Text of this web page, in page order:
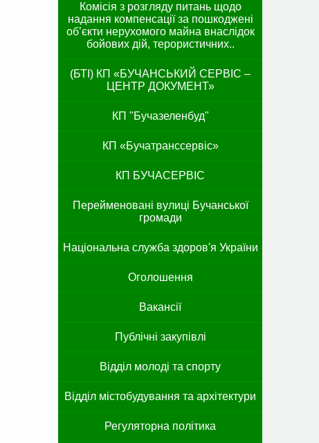
Комісія з розгляду питань щодо
надання компенсації за пошкоджені
об’єкти нерухомого майна внаслідок
бойових дій, терористичних..
(БТІ) КП «БУЧАНСЬКИЙ СЕРВІС –
ЦЕНТР ДОКУМЕНТ»
КП "Бучазеленбуд"
КП «Бучатранссервіс»
КП БУЧАСЕРВІС
Перейменовані вулиці Бучанської
громади
Національна служба здоров'я України
Оголошення
Вакансії
Публічні закупівлі
Відділ молоді та спорту
Відділ містобудування та архітектури
Регуляторна політика